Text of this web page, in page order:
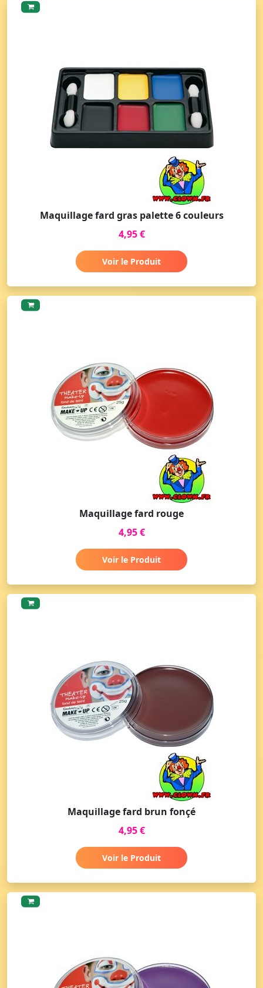
Maquillage fard gras palette 6 couleurs
4,95 €
Voir le Produit
Maquillage fard rouge
4,95 €
Voir le Produit
Maquillage fard brun fonçé
4,95 €
Voir le Produit